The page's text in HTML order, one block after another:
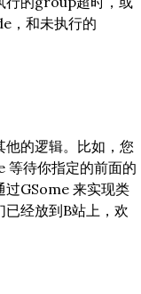
，和未执行的
他的逻辑。比如，您
等待你指定的前面的
过GSome 来实现类
经放到B站上，欢